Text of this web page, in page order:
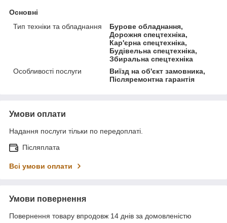
Основні
Тип техніки та обладнання
Бурове обладнання,
Дорожня спецтехніка,
Кар'єрна спецтехніка,
Будівельна спецтехніка,
Збиральна спецтехніка
Особливості послуги
Виїзд на об'єкт замовника,
Післяремонтна гарантія
Умови оплати
Надання послуги тільки по передоплаті.
Післяплата
Всі умови оплати
Умови повернення
Повернення товару впродовж 14 днів за домовленістю